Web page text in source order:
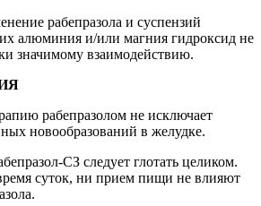
рабепразола и суспензий
алюминия и/или магния гидроксид не
значимому взаимодействию.
рабепразолом не исключает
новообразований в желудке.
СЗ следует глотать целиком.
суток, ни прием пищи не влияют